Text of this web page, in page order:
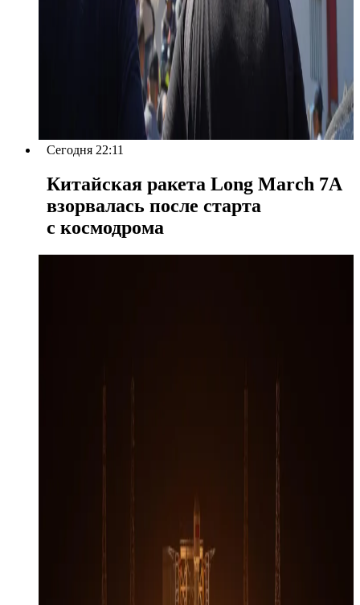
Сегодня 22:11
Китайская ракета Long March 7A
взорвалась после старта
с космодрома